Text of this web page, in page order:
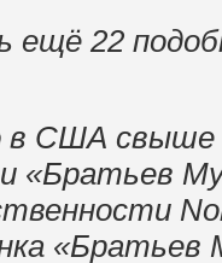
22
США свыше
«Братьев